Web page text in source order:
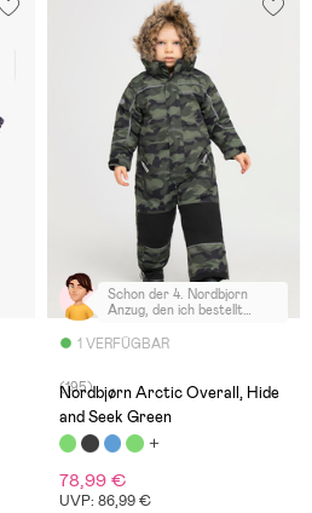
1 VERFÜGBAR
Schon der 4. Nordbjorn
Anzug, den ich bestellt
Nur die Skipasstasche fehlt
(195)
Nordbjørn Arctic Overall, Hide
and Seek Green
78,99 €
UVP: 86,99 €